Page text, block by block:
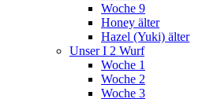
Woche 9
Honey älter
Hazel (Yuki) älter
Unser I 2 Wurf
Woche 1
Woche 2
Woche 3